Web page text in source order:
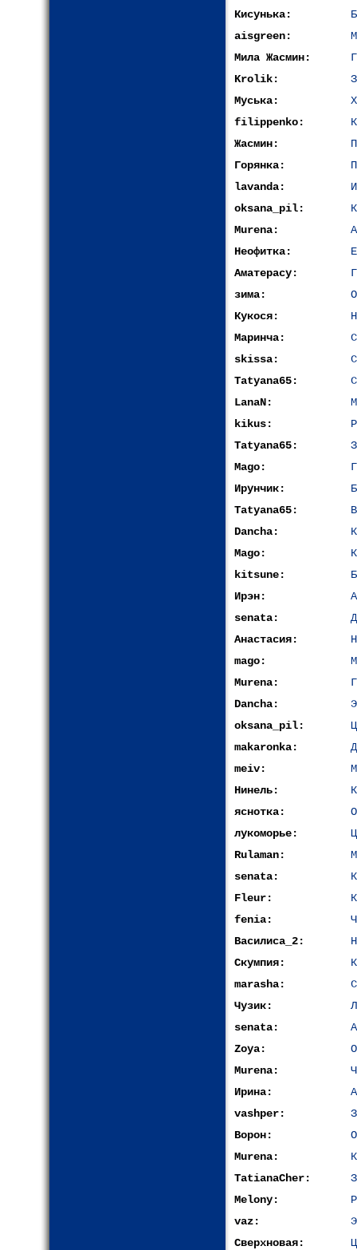
Кисунька:
aisgreen:
Мила Жасмин:
Krolik:
Муська:
filippenko:
Жасмин:
Горянка:
lavanda:
oksana_pil:
Murena:
Неофитка:
Аматерасу:
зима:
Кукося:
Маринча:
skissa:
Tatyana65:
LanaN:
kikus:
Tatyana65:
Mago:
Ирунчик:
Tatyana65:
Dancha:
Mago:
kitsune:
Ирэн:
senata:
Анастасия:
mago:
Murena:
Dancha:
oksana_pil:
makaronka:
meiv:
Нинель:
яснотка:
лукоморье:
Rulaman:
senata:
Fleur:
fenia:
Василиса_2:
Скумпия:
marasha:
Чузик:
senata:
Zoya:
Murena:
Ирина:
vashper:
Ворон:
Murena:
TatianaCher:
Melony:
vaz:
Сверхновая: